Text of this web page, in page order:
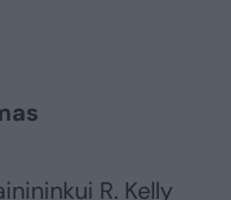
R. Kelly